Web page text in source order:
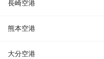
長崎空港
熊本空港
大分空港